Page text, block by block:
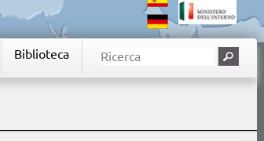
Biblioteca